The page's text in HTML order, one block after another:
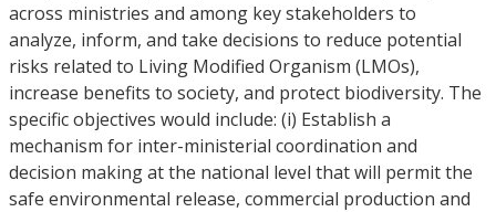
across ministries and among key stakeholders to
analyze, inform, and take decisions to reduce potential
risks related to Living Modified Organism (LMOs),
increase benefits to society, and protect biodiversity. The
specific objectives would include: (i) Establish a
mechanism for inter-ministerial coordination and
decision making at the national level that will permit the
safe environmental release, commercial production and